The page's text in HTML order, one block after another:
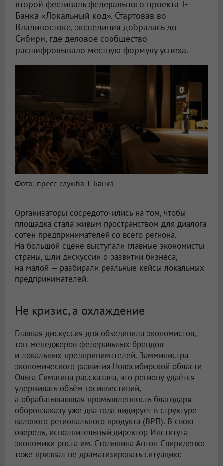
второй фестиваль федерального проекта Т-
Банка «Локальный код». Стартовав во
Владивостоке, экспедиция добралась до
Сибири, где деловое сообщество
расшифровывало местную формулу успеха.
Фото: пресс-служба Т-Банка
Организаторы сосредоточились на том, чтобы
площадка стала живым пространством для диалога
сотен предпринимателей со всего региона.
На большой сцене выступали главные экономисты
страны, шли дискуссии о развитии бизнеса,
на малой — разбирали реальные кейсы локальных
предпринимателей.
Не кризис, а охлаждение
Главная дискуссия дня объединила экономистов,
топ-менеджеров федеральных брендов
и локальных предпринимателей. Замминистра
экономического развития Новосибирской области
Ольга Симагина рассказала, что региону удаётся
удерживать объём госинвестиций,
а обрабатывающая промышленность благодаря
оборонзаказу уже два года лидирует в структуре
валового регионального продукта (ВРП). В свою
очередь, исполнительный директор Института
экономики роста им. Столыпина Антон Свириденко
тоже призвал не драматизировать ситуацию: